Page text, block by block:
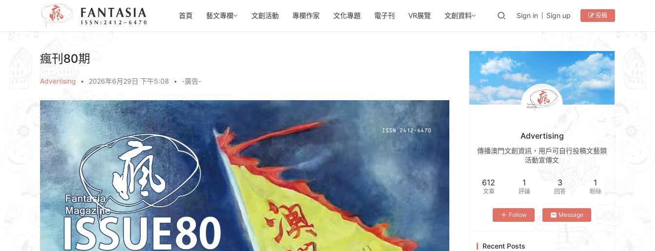
首頁 藝文專欄 文創活動 專欄作家 文化專題 電子刊 VR展覽 文創資料 Sign in Sign up 投稿
瘋刊80期
Advertising • 2026年6月29日 下午5:08 • -廣告-
Advertising
傳播澳門文創資訊，用戶可自行投稿文藝類
活動宣傳文
612
文章
1
評論
3
回答
1
粉絲
Follow Message
Recent Posts